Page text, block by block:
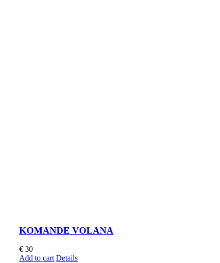
KOMANDE VOLANA
€ 30
Add to cart Details